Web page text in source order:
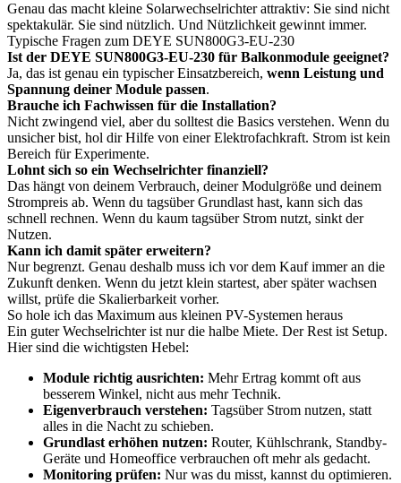
Genau das macht kleine Solarwechselrichter attraktiv: Sie sind nicht
spektakulär. Sie sind nützlich. Und Nützlichkeit gewinnt immer.
Typische Fragen zum DEYE SUN800G3-EU-230
Ist der DEYE SUN800G3-EU-230 für Balkonmodule geeignet?
Ja, das ist genau ein typischer Einsatzbereich, wenn Leistung und
Spannung deiner Module passen.
Brauche ich Fachwissen für die Installation?
Nicht zwingend viel, aber du solltest die Basics verstehen. Wenn du
unsicher bist, hol dir Hilfe von einer Elektrofachkraft. Strom ist kein
Bereich für Experimente.
Lohnt sich so ein Wechselrichter finanziell?
Das hängt von deinem Verbrauch, deiner Modulgröße und deinem
Strompreis ab. Wenn du tagsüber Grundlast hast, kann sich das
schnell rechnen. Wenn du kaum tagsüber Strom nutzt, sinkt der
Nutzen.
Kann ich damit später erweitern?
Nur begrenzt. Genau deshalb muss ich vor dem Kauf immer an die
Zukunft denken. Wenn du jetzt klein startest, aber später wachsen
willst, prüfe die Skalierbarkeit vorher.
So hole ich das Maximum aus kleinen PV-Systemen heraus
Ein guter Wechselrichter ist nur die halbe Miete. Der Rest ist Setup.
Hier sind die wichtigsten Hebel:
Module richtig ausrichten: Mehr Ertrag kommt oft aus
besserem Winkel, nicht aus mehr Technik.
Eigenverbrauch verstehen: Tagsüber Strom nutzen, statt
alles in die Nacht zu schieben.
Grundlast erhöhen nutzen: Router, Kühlschrank, Standby-
Geräte und Homeoffice verbrauchen oft mehr als gedacht.
Monitoring prüfen: Nur was du misst, kannst du optimieren.